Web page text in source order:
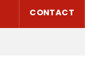
CONTACT